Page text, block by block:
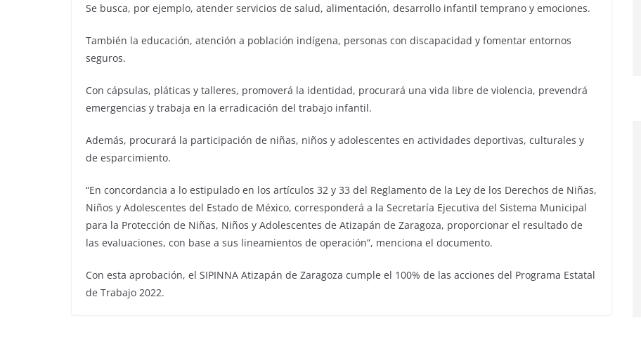
Se busca, por ejemplo, atender servicios de salud, alimentación, desarrollo infantil temprano y emociones.
También la educación, atención a población indígena, personas con discapacidad y fomentar entornos
seguros.
Con cápsulas, pláticas y talleres, promoverá la identidad, procurará una vida libre de violencia, prevendrá
emergencias y trabaja en la erradicación del trabajo infantil.
Además, procurará la participación de niñas, niños y adolescentes en actividades deportivas, culturales y
de esparcimiento.
“En concordancia a lo estipulado en los artículos 32 y 33 del Reglamento de la Ley de los Derechos de Niñas,
Niños y Adolescentes del Estado de México, corresponderá a la Secretaría Ejecutiva del Sistema Municipal
para la Protección de Niñas, Niños y Adolescentes de Atizapán de Zaragoza, proporcionar el resultado de
las evaluaciones, con base a sus lineamientos de operación”, menciona el documento.
Con esta aprobación, el SIPINNA Atizapán de Zaragoza cumple el 100% de las acciones del Programa Estatal
de Trabajo 2022.